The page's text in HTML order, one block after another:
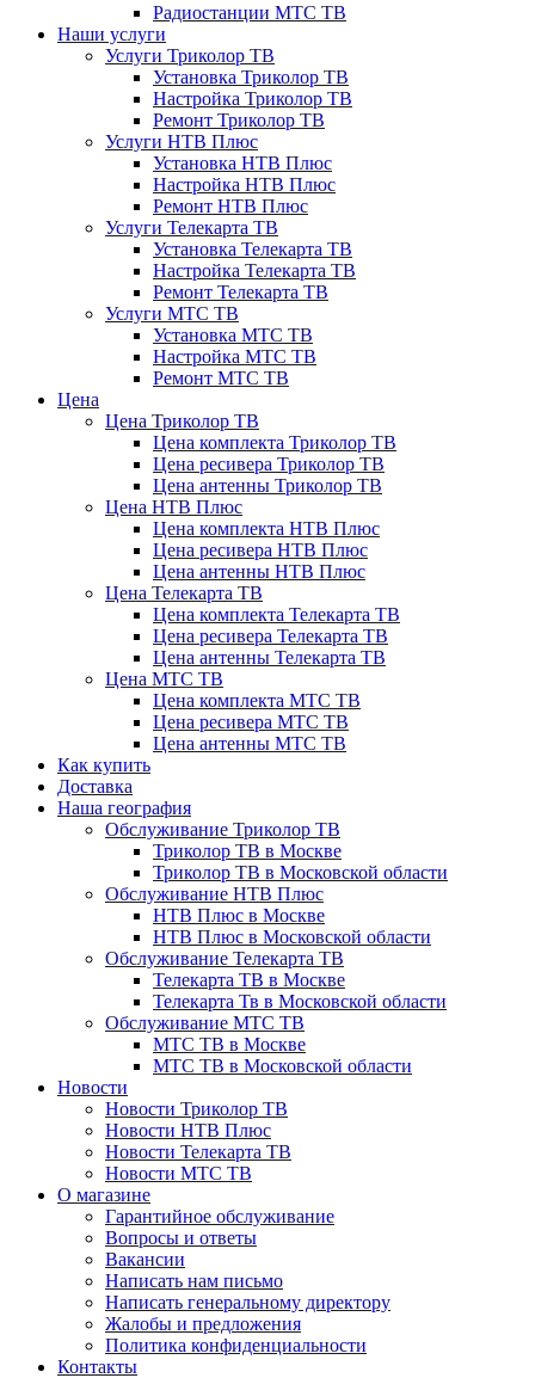
Радиостанции МТС ТВ
Наши услуги
Услуги Триколор ТВ
Установка Триколор ТВ
Настройка Триколор ТВ
Ремонт Триколор ТВ
Услуги НТВ Плюс
Установка НТВ Плюс
Настройка НТВ Плюс
Ремонт НТВ Плюс
Услуги Телекарта ТВ
Установка Телекарта ТВ
Настройка Телекарта ТВ
Ремонт Телекарта ТВ
Услуги МТС ТВ
Установка МТС ТВ
Настройка МТС ТВ
Ремонт МТС ТВ
Цена
Цена Триколор ТВ
Цена комплекта Триколор ТВ
Цена ресивера Триколор ТВ
Цена антенны Триколор ТВ
Цена НТВ Плюс
Цена комплекта НТВ Плюс
Цена ресивера НТВ Плюс
Цена антенны НТВ Плюс
Цена Телекарта ТВ
Цена комплекта Телекарта ТВ
Цена ресивера Телекарта ТВ
Цена антенны Телекарта ТВ
Цена МТС ТВ
Цена комплекта МТС ТВ
Цена ресивера МТС ТВ
Цена антенны МТС ТВ
Как купить
Доставка
Наша география
Обслуживание Триколор ТВ
Триколор ТВ в Москве
Триколор ТВ в Московской области
Обслуживание НТВ Плюс
НТВ Плюс в Москве
НТВ Плюс в Московской области
Обслуживание Телекарта ТВ
Телекарта ТВ в Москве
Телекарта Тв в Московской области
Обслуживание МТС ТВ
МТС ТВ в Москве
МТС ТВ в Московской области
Новости
Новости Триколор ТВ
Новости НТВ Плюс
Новости Телекарта ТВ
Новости МТС ТВ
О магазине
Гарантийное обслуживание
Вопросы и ответы
Вакансии
Написать нам письмо
Написать генеральному директору
Жалобы и предложения
Политика конфиденциальности
Контакты